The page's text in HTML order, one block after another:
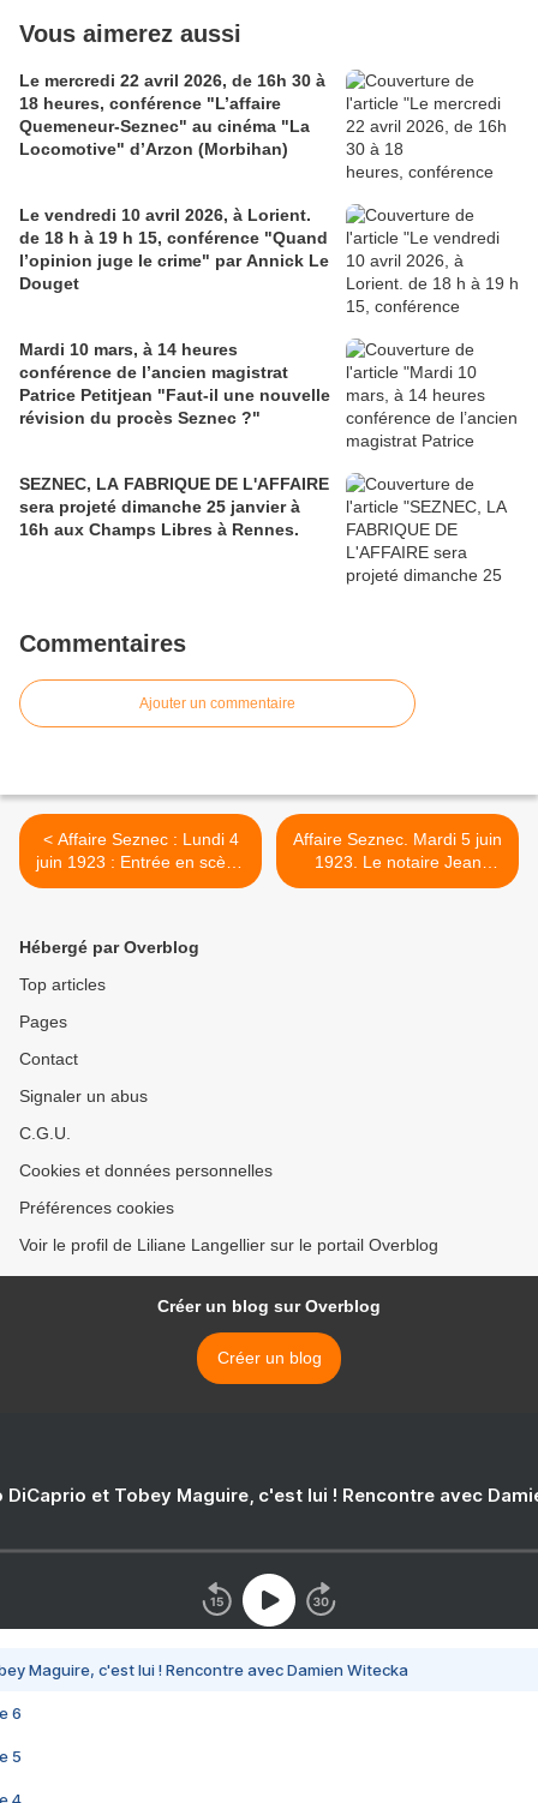
Vous aimerez aussi
Le mercredi 22 avril 2026, de 16h 30 à
18 heures, conférence "L’affaire
Quemeneur-Seznec" au cinéma "La
Locomotive" d’Arzon (Morbihan)
Le vendredi 10 avril 2026, à Lorient.
de 18 h à 19 h 15, conférence "Quand
l’opinion juge le crime" par Annick Le
Douget
Mardi 10 mars, à 14 heures
conférence de l’ancien magistrat
Patrice Petitjean "Faut-il une nouvelle
révision du procès Seznec ?"
SEZNEC, LA FABRIQUE DE L'AFFAIRE
sera projeté dimanche 25 janvier à
16h aux Champs Libres à Rennes.
Commentaires
Ajouter un commentaire
< Affaire Seznec : Lundi 4
juin 1923 : Entrée en scène
de Jenny Quémeneur...
Affaire Seznec. Mardi 5 juin
1923. Le notaire Jean
Pouliquen met opposition à
Hébergé par Overblog
Top articles
Pages
Contact
Signaler un abus
C.G.U.
Cookies et données personnelles
Préférences cookies
Voir le profil de Liliane Langellier sur le portail Overblog
Créer un blog sur Overblog
Créer un blog
DiCaprio et Tobey Maguire, c'est lui ! Rencontre avec
Maguire, c'est lui ! Rencontre avec Damien Witecka
6
5